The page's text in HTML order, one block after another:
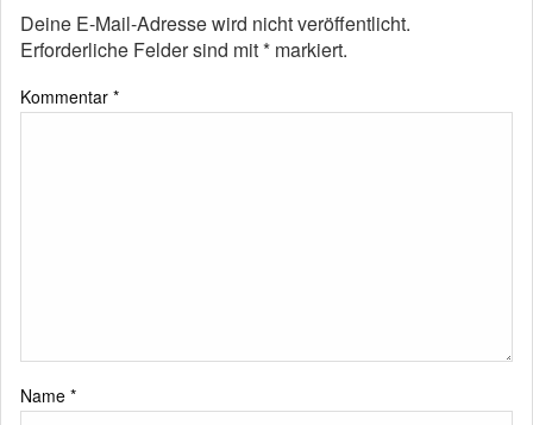
Deine E-Mail-Adresse wird nicht veröffentlicht.
Erforderliche Felder sind mit* markiert.
Kommentar *
Name *